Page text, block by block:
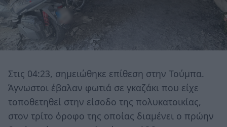
Στις 04:23, σημειώθηκε επίθεση στην Τούμπα.
Άγνωστοι έβαλαν φωτιά σε γκαζάκι που είχε
τοποθετηθεί στην είσοδο της πολυκατοικίας,
στον τρίτο όροφο της οποίας διαμένει ο πρώην